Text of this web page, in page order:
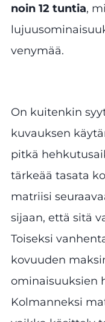
noin 12 tuntia,
venymää.
On kuitenkin
kuvauksen
pitkä
tärkeää tasata
matriisi
sijaan, että sitä
Toiseksi
kovuuden
ominaisuuksien
Kolmanneksi